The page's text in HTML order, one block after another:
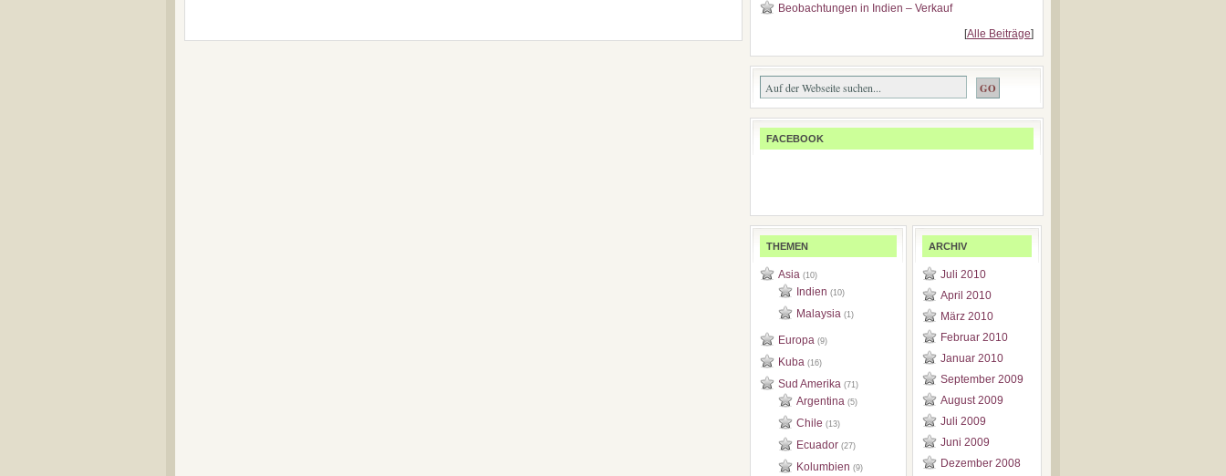
Beobachtungen in Indien – Verkauf
[Alle Beiträge]
FACEBOOK
THEMEN
Asia (10)
Indien (10)
Malaysia (1)
Europa (9)
Kuba (16)
Sud Amerika (71)
Argentina (5)
Chile (13)
Ecuador (27)
Kolumbien (9)
ARCHIV
Juli 2010
April 2010
März 2010
Februar 2010
Januar 2010
September 2009
August 2009
Juli 2009
Juni 2009
Dezember 2008